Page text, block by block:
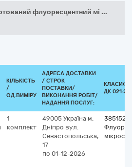
флуоресцентний мі ...
КІЛЬКІСТЬ
/
ОД.ВИМІРУ
АДРЕСА ДОСТАВКИ
/ СТРОК
ПОСТАВКИ/
ВИКОНАННЯ РОБІТ/
НАДАННЯ ПОСЛУГ:
ДК
1
комплект
49005 Україна м.
Дніпро вул.
Севастопольська,
17
по 01-12-2026